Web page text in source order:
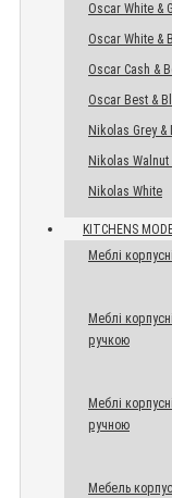
Oscar White &
Oscar White &
Oscar Cash &
Oscar Best &
Nikolas Grey &
Nikolas Walnut
Nikolas White
KITCHENS
Меблі
Меблі
ручкою
Меблі
ручною
Мебель